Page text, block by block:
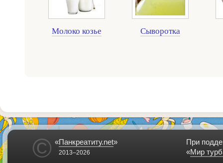
Молоко козье Сыворотка
© «Панкреатиту.net»
2013–2026
При
«Мир